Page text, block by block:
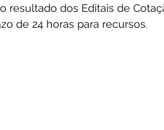
resultado dos Editais de
de 24 horas para recursos.